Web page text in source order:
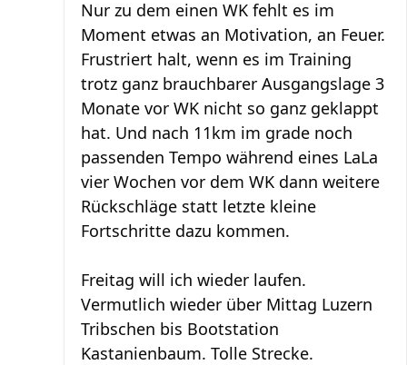
Nur zu dem einen WK fehlt es im
Moment etwas an Motivation, an Feuer.
Frustriert halt, wenn es im Training
trotz ganz brauchbarer Ausgangslage 3
Monate vor WK nicht so ganz geklappt
hat. Und nach 11km im grade noch
passenden Tempo während eines LaLa
vier Wochen vor dem WK dann weitere
Rückschläge statt letzte kleine
Fortschritte dazu kommen.
Freitag will ich wieder laufen.
Vermutlich wieder über Mittag Luzern
Tribschen bis Bootstation
Kastanienbaum. Tolle Strecke.